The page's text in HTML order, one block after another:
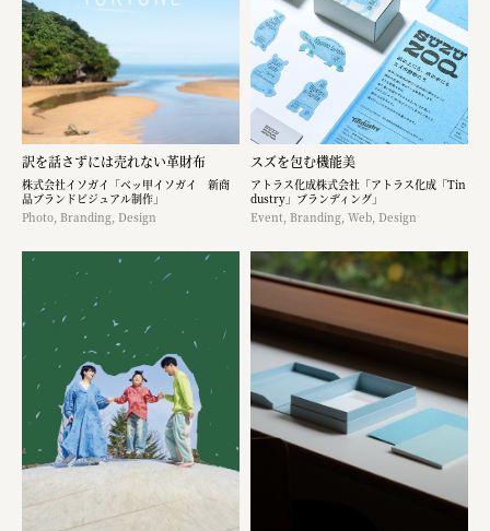
訳を話さずには売れない革財布
株式会社イソガイ「ベッ甲イソガイ 新商
品ブランドビジュアル制作」
Photo, Branding, Design
スズを包む機能美
アトラス化成株式会社「アトラス化成「Tin
dustry」ブランディング」
Event, Branding, Web, Design